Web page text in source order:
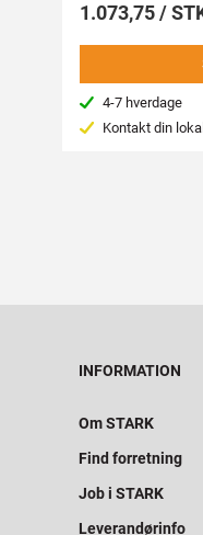
1.073,75 /
4-7 hverdage
Kontakt din
INFORMATION
Om STARK
Find forretning
Job i STARK
Leverandørinfo